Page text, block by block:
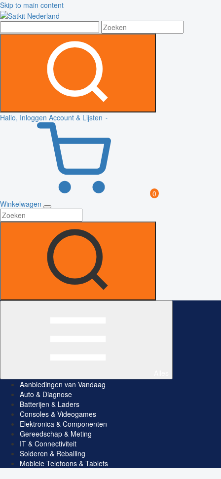
Skip to main content
Hallo, Inloggen Account & Lijsten
0
Winkelwagen
Aanbiedingen van Vandaag
Auto & Diagnose
Batterijen & Laders
Consoles & Videogames
Elektronica & Componenten
Gereedschap & Meting
IT & Connectiviteit
Solderen & Reballing
Mobiele Telefoons & Tablets